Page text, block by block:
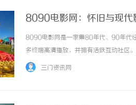
8090电影网：怀旧与现代
8090电影网是一家集80年代、90年代
多终端高清播放，并拥有活跃互动社区
三门资讯网